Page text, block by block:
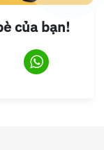
của bạn!